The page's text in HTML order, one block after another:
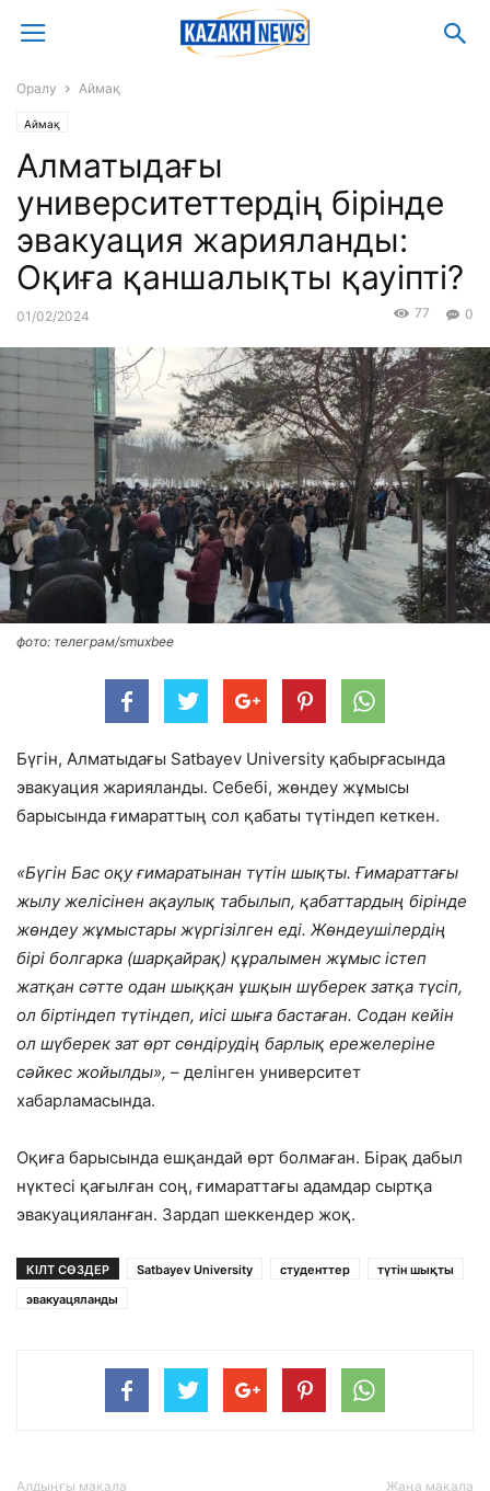
Оралу Аймақ
Аймақ
Алматыдағы
университеттердің бірінде
эвакуация жарияланды:
Оқиға қаншалықты қауіпті?
01/02/2024 0
77
фото: телеграм/smuxbee
Бүгін, Алматыдағы Satbayev University қабырғасында
эвакуация жарияланды. Себебі, жөндеу жұмысы
барысында ғимараттың сол қабаты түтіндеп кеткен.
«Бүгін Бас оқу ғимаратынан түтін шықты. Ғимараттағы
жылу желісінен ақаулық табылып, қабаттардың бірінде
жөндеу жұмыстары жүргізілген еді. Жөндеушілердің
бірі болгарка (шарқайрақ) құралымен жұмыс істеп
жатқан сәтте одан шыққан ұшқын шүберек затқа түсіп,
ол біртіндеп түтіндеп, иісі шыға бастаған. Содан кейін
ол шүберек зат өрт сөндірудің барлық ережелеріне
сәйкес жойылды», – делінген университет
хабарламасында.
Оқиға барысында ешқандай өрт болмаған. Бірақ дабыл
нүктесі қағылған соң, ғимараттағы адамдар сыртқа
эвакуацияланған. Зардап шеккендер жоқ.
КІЛТ СӨЗДЕР Satbayev University студенттер
түтін шықты
эвакуацяланды
Алдыңғы мақала Жаңа мақала